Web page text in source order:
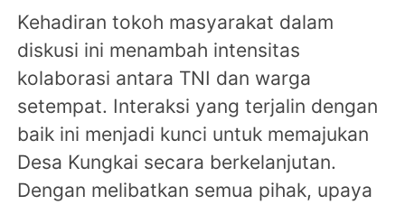
Kehadiran tokoh masyarakat dalam
diskusi ini menambah intensitas
kolaborasi antara TNI dan warga
setempat. Interaksi yang terjalin dengan
baik ini menjadi kunci untuk memajukan
Desa Kungkai secara berkelanjutan.
Dengan melibatkan semua pihak, upaya